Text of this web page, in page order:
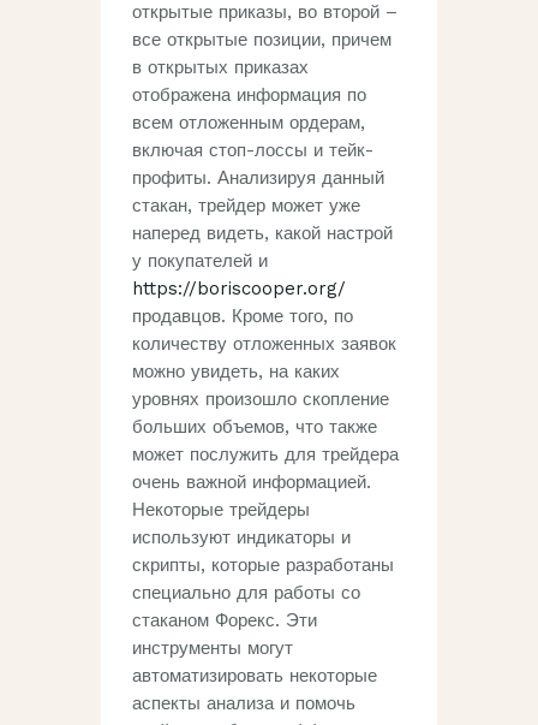
открытые приказы, во второй –
все открытые позиции, причем
в открытых приказах
отображена информация по
всем отложенным ордерам,
включая стоп-лоссы и тейк-
профиты. Анализируя данный
стакан, трейдер может уже
наперед видеть, какой настрой
у покупателей и
https://boriscooper.org/
продавцов. Кроме того, по
количеству отложенных заявок
можно увидеть, на каких
уровнях произошло скопление
больших объемов, что также
может послужить для трейдера
очень важной информацией.
Некоторые трейдеры
используют индикаторы и
скрипты‚ которые разработаны
специально для работы со
стаканом Форекс. Эти
инструменты могут
автоматизировать некоторые
аспекты анализа и помочь